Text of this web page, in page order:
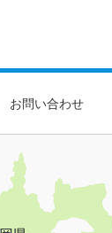
お問い合わせ